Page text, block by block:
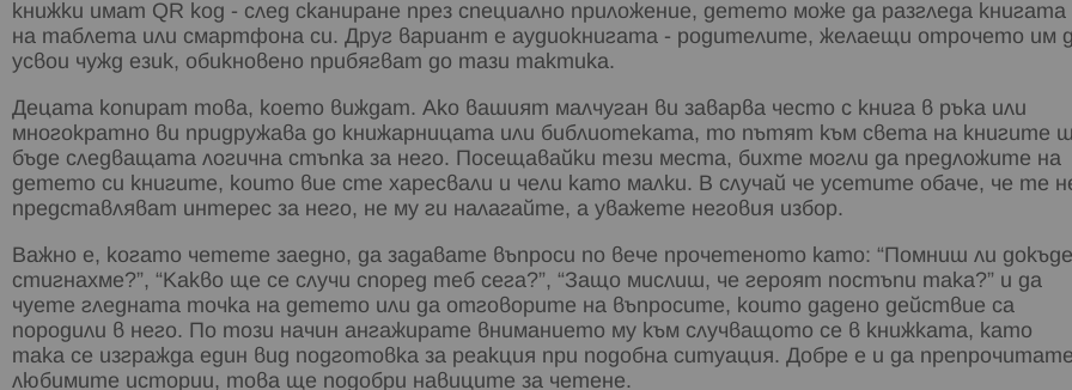
книжки имат QR код - след сканиране през специално приложение, детето може да разгледа книгата
на таблета или смартфона си. Друг вариант е аудиокнигата - родителите, желаещи отрочето им
усвои чужд език, обикновено прибягват до тази тактика.
Децата копират това, което виждат. Ако вашият малчуган ви заварва често с книга в ръка или
многократно ви придружава до книжарницата или библиотеката, то пътят към света на книгите
бъде следващата логична стъпка за него. Посещавайки тези места, бихте могли да предложите на
детето си книгите, които вие сте харесвали и чели като малки. В случай че усетите обаче, че те
представляват интерес за него, не му ги налагайте, а уважете неговия избор.
Важно е, когато четете заедно, да задавате въпроси по вече прочетеното като: “Помниш ли докъде
стигнахме?”, “Какво ще се случи според теб сега?”, “Защо мислиш, че героят постъпи така?” и да
чуете гледната точка на детето или да отговорите на въпросите, които дадено действие са
породили в него. По този начин ангажирате вниманието му към случващото се в книжката, като
така се изгражда един вид подготовка за реакция при подобна ситуация. Добре е и да
любимите истории, това ще подобри навиците за четене.